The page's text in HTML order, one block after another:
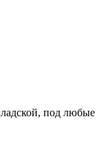
под любые